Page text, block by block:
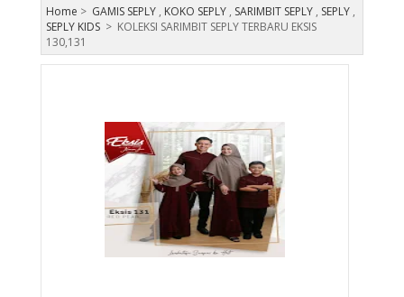
Home > GAMIS SEPLY, KOKO SEPLY, SARIMBIT SEPLY, SEPLY,
SEPLY KIDS > KOLEKSI SARIMBIT SEPLY TERBARU EKSIS
130,131